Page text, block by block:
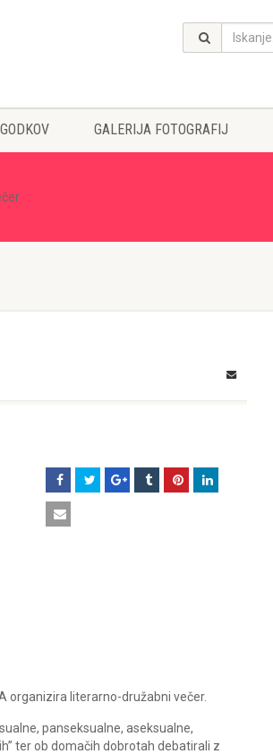
GALERIJA FOTOGRAFIJ
organizira literarno-družabni večer.
panseksualne, aseksualne,
ter ob domačih dobrotah debatirali z